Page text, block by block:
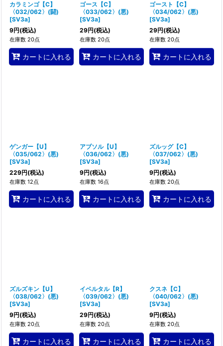
カラミンゴ【C】
〈032/062〉(闘)
[SV3a]
9円(税込)
在庫数 20点
カートに入れる
ゴース【C】
〈033/062〉(悪)
[SV3a]
29円(税込)
在庫数 20点
カートに入れる
ゴースト【C】
〈034/062〉(悪)
[SV3a]
29円(税込)
在庫数 20点
カートに入れる
ゲンガー【U】
〈035/062〉(悪)
[SV3a]
229円(税込)
在庫数 12点
カートに入れる
アブソル【U】
〈036/062〉(悪)
[SV3a]
9円(税込)
在庫数 16点
カートに入れる
ズルッグ【C】
〈037/062〉(悪)
[SV3a]
9円(税込)
在庫数 20点
カートに入れる
ズルズキン【U】
〈038/062〉(悪)
[SV3a]
9円(税込)
在庫数 20点
カートに入れる
イベルタル【R】
〈039/062〉(悪)
[SV3a]
29円(税込)
在庫数 20点
カートに入れる
クスネ【C】
〈040/062〉(悪)
[SV3a]
9円(税込)
在庫数 20点
カートに入れる